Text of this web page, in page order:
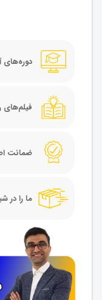
فیلم‌های
ضمانت
ما را در